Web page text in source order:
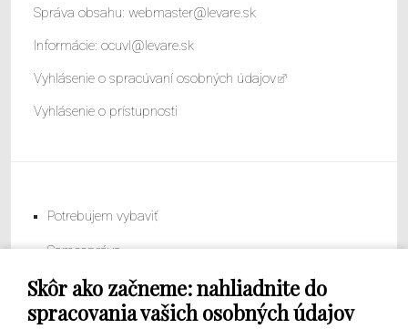
Skôr ako začneme: nahliadnite do
spracovania vašich osobných údajov
Správa obsahu: webmaster@levare.sk
Informácie: ocuvl@levare.sk
Vyhlásenie o spracúvaní osobných údajov
Vyhlásenie o prístupnosti
Potrebujem vybaviť
Samospráva
Obecný úrad